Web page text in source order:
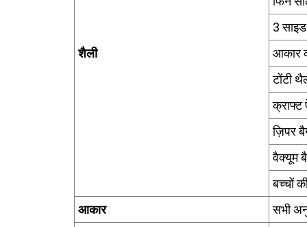
शैली
3
आकार
टोंटी
क्राफ्ट
ज़िपर
वैक्यूम
बच्चों
आकार
सभी